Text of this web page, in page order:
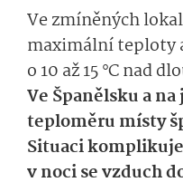
Ve zmíněných
maximální teploty
o 10 až 15 °C nad
Ve Španělsku a
teploměru místy
Situaci
v noci se vzduch